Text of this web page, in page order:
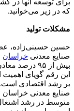
برای توسعه آنها در
که در زیر می‌خوانید.
مشکلات تولید
حسین حسینی‌زاده،
صنایع معدنی خراسان
بیش از ۹۵
این رقم گویای
بر رشد اقتصادی
صنایع معدنی
متوسط در رشد